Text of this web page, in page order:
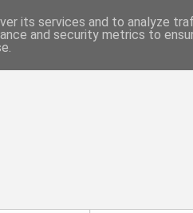
its services and to analyze
and security metrics to